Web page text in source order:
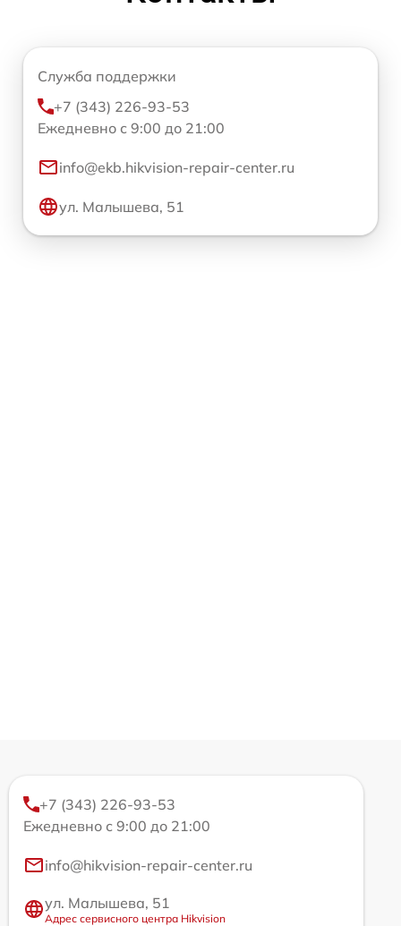
Служба поддержки
+7 (343) 226-93-53
Ежедневно с 9:00 до 21:00
info@ekb.hikvision-repair-center.ru
ул. Малышева, 51
+7 (343) 226-93-53
Ежедневно с 9:00 до 21:00
info@hikvision-repair-center.ru
ул. Малышева, 51
Адрес сервисного центра Hikvision